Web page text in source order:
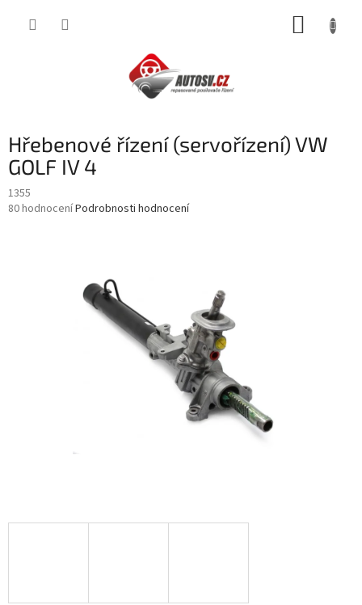
Hřebenové řízení (servořízení) VW
GOLF IV 4
1355
Průměrné
80 hodnoceníPodrobnosti hodnocení